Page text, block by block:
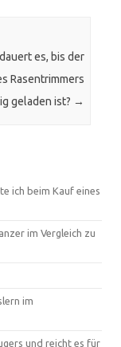
es, bis der
Rasentrimmers
geladen ist? →
ich beim Kauf eines
im Vergleich zu
im
und reicht es für